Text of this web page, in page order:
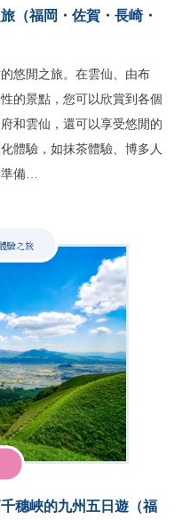
（福岡・佐賀・長崎・
悠閒之旅。在雲仙、由布
的景點，您可以欣賞到各個
和雲仙，還可以享受悠閒的
體驗，如抹茶體驗、博多人
備…
驗之旅
穗峽的九州五日遊（福